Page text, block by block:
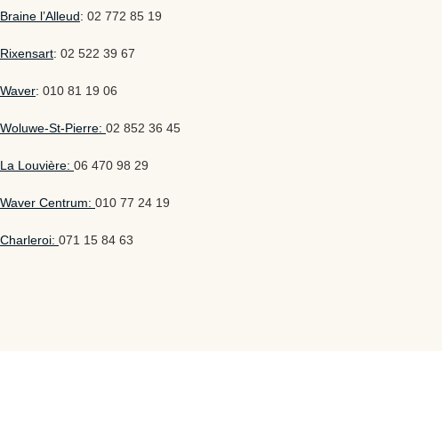
Braine l’Alleud: 02 772 85 19
Rixensart: 02 522 39 67
Waver: 010 81 19 06
Woluwe-St-Pierre: 02 852 36 45
La Louvière: 06 470 98 29
Waver Centrum: 010 77 24 19
Charleroi: 071 15 84 63